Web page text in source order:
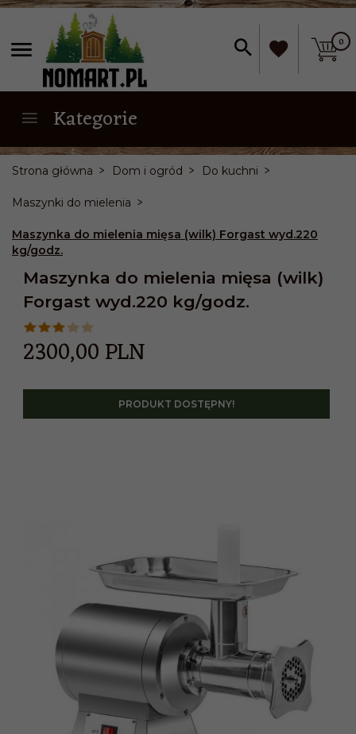
0
Kategorie
Strona główna Dom i ogród Do kuchni
Maszynki do mielenia
Maszynka do mielenia mięsa (wilk) Forgast wyd.220
kg/godz.
Maszynka do mielenia mięsa (wilk)
Forgast wyd.220 kg/godz.
2300,00PLN
PRODUKT DOSTĘPNY!